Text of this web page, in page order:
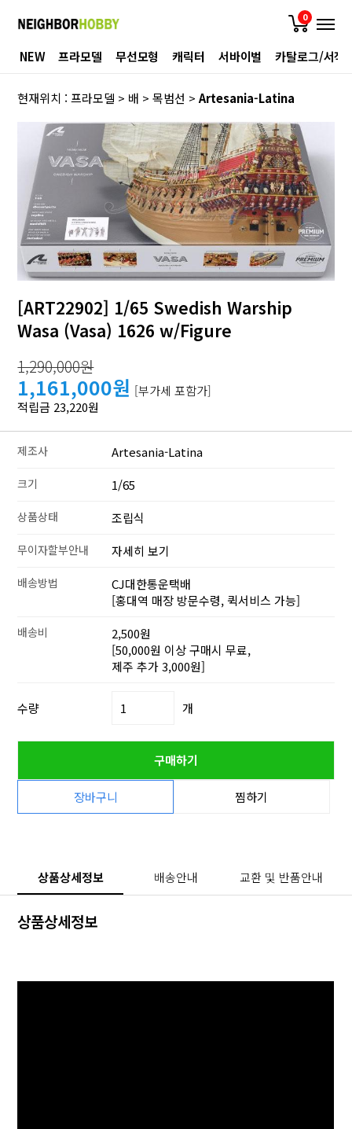
0
NEW 프라모델 무선모형 캐릭터 서바이벌 카탈로그/서적
현재위치 :프라모델 > 배 >목범선 >Artesania-Latina
[ART22902] 1/65 Swedish Warship
Wasa (Vasa) 1626 w/Figure
1,290,000원
1,161,000원 [부가세 포함가]
적립금 23,220원
제조사 Artesania-Latina
크기 1/65
상품상태 조립식
무이자할부안내 자세히 보기
배송방법
CJ대한통운택배
[홍대역 매장 방문수령, 퀵서비스 가능]
배송비
2,500원
[50,000원 이상 구매시 무료,
제주 추가 3,000원]
수량 개
구매하기
장바구니 찜하기
상품상세정보 배송안내 교환 및 반품안내
상품상세정보